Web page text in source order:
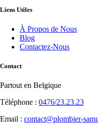
Liens Utiles
À Propos de Nous
Blog
Contactez-Nous
Contact
Partout en Belgique
Téléphone : 0476/23.23.23
Email : contact@plombier-